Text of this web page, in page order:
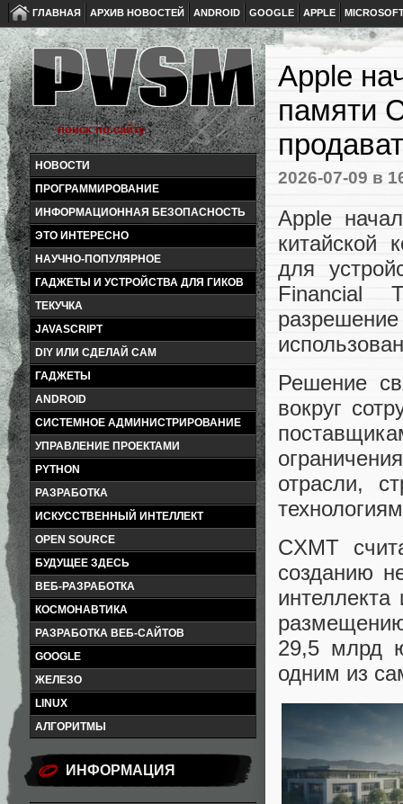
ГЛАВНАЯ АРХИВ НОВОСТЕЙ ANDROID GOOGLE APPLE
НОВОСТИ
ПРОГРАММИРОВАНИЕ
ИНФОРМАЦИОННАЯ БЕЗОПАСНОСТЬ
ЭТО ИНТЕРЕСНО
НАУЧНО-ПОПУЛЯРНОЕ
ГАДЖЕТЫ И УСТРОЙСТВА ДЛЯ ГИКОВ
ТЕКУЧКА
JAVASCRIPT
DIY ИЛИ СДЕЛАЙ САМ
ГАДЖЕТЫ
ANDROID
СИСТЕМНОЕ АДМИНИСТРИРОВАНИЕ
УПРАВЛЕНИЕ ПРОЕКТАМИ
PYTHON
РАЗРАБОТКА
ИСКУССТВЕННЫЙ ИНТЕЛЛЕКТ
OPEN SOURCE
БУДУЩЕЕ ЗДЕСЬ
ВЕБ-РАЗРАБОТКА
КОСМОНАВТИКА
РАЗРАБОТКА ВЕБ-САЙТОВ
GOOGLE
ЖЕЛЕЗО
LINUX
АЛГОРИТМЫ
ИНФОРМАЦИЯ
Apple
памяти
2026-07-09 в
Apple
китайской
для
Financial
Решение
вокруг
отрасли,
CXMT
созданию
29,5 млрд
одним из